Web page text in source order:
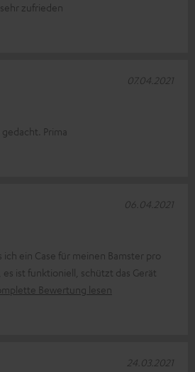
zufrieden
gedacht. Prima
07.04.2021
ein Case für meinen Bamster pro
ist funktioniell, schützt das Gerät
Bewertung lesen
06.04.2021
24.03.2021